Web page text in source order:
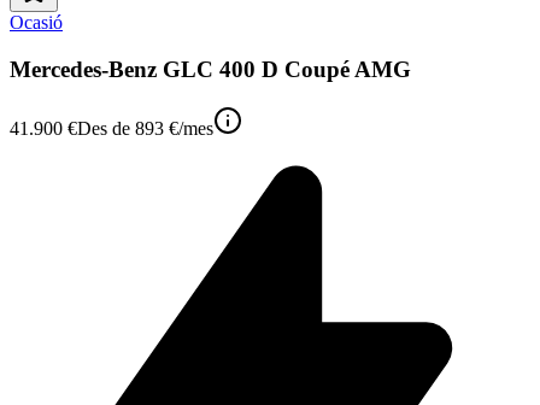
Ocasió
Mercedes-Benz GLC 400 D Coupé AMG
41.900 €Des de 893 €/mes